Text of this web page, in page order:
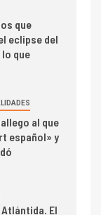
que
eclipse del
que
al que
español» y
El